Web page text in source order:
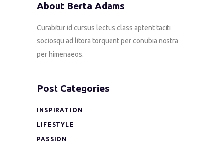
About Berta Adams
Curabitur id cursus lectus class aptent taciti
sociosqu ad litora torquent per conubia nostra
per himenaeos.
Post Categories
INSPIRATION
LIFESTYLE
PASSION